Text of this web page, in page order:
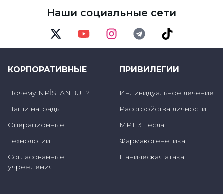
нежелание идти в школу. Кроме того, детям,
которые не боялись во время
Дети могут научиться как страху, так и
дома и в школе и обсудить его с ребенком.
Наши социальные сети
КОРПОРАТИВНЫЕ
Почему NPİSTANBUL?
Наши награды
Операционные
Технологии
Согласованные
учреждения
ПРИВИЛЕГИИ
Индивидуальное лечение
Расстройства личности
МРТ 3 Тесла
Фармакогенетика
Паническая атака